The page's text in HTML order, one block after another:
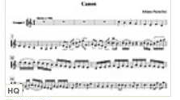
But still appreciated it was available
try ou...”
Ver todos (328)